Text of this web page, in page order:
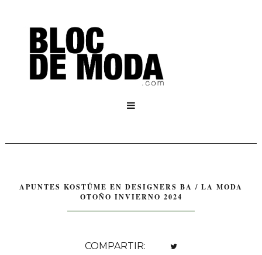

APUNTES KOSTÜME EN DESIGNERS BA / LA MODA
OTOÑO INVIERNO 2024
COMPARTIR: